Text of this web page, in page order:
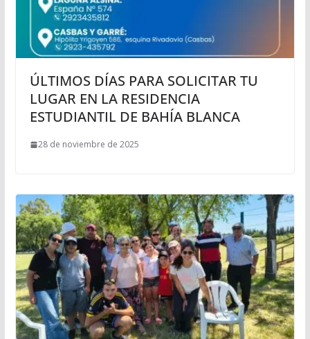
ÚLTIMOS DÍAS PARA SOLICITAR TU
LUGAR EN LA RESIDENCIA
ESTUDIANTIL DE BAHÍA BLANCA
28 de noviembre de 2025